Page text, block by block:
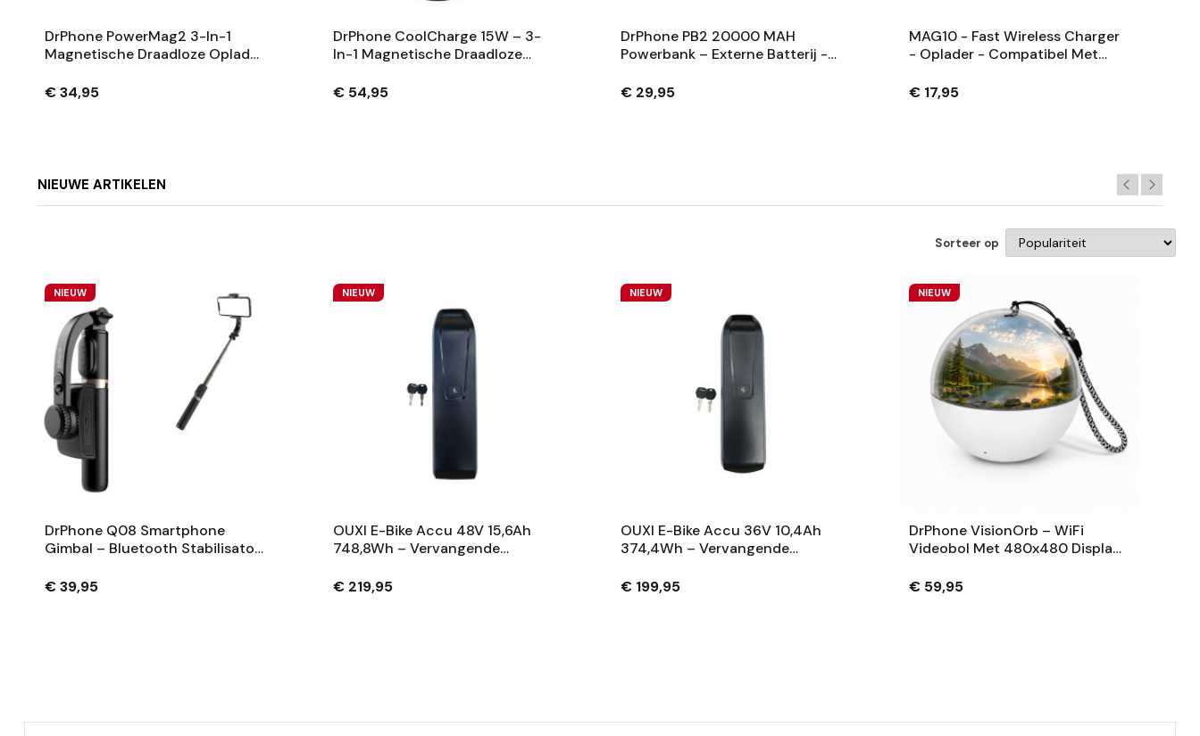
DrPhone PowerMag2 3-In-1
Magnetische Draadloze Oplader
€ 34,95
DrPhone CoolCharge 15W – 3-
In-1 Magnetische Draadloze
Compatibel Met IPhone, AirPods
€ 54,95
DrPhone PB2 20000 MAH
Powerbank – Externe Batterij -
USB-C + Micro USB - Wit
€ 29,95
MAG10 - Fast Wireless Charger
- Oplader - Compatibel Met
IOS IPhone 12/13 /Pro/ Pro Max -
€ 17,95
NIEUWE ARTIKELEN
Sorteer op
NIEUW
DrPhone Q08 Smartphone
Gimbal – Bluetooth Stabilisator
Zwart
€ 39,95
NIEUW
OUXI E-Bike Accu 48V 15,6Ah
748,8Wh – Vervangende
Sleutels – Zwart
€ 219,95
NIEUW
OUXI E-Bike Accu 36V 10,4Ah
374,4Wh – Vervangende
Sleutels – Zwart
€ 199,95
NIEUW
DrPhone VisionOrb – WiFi
Videobol Met 480x480 Display
– USB-C – Wit
€ 59,95